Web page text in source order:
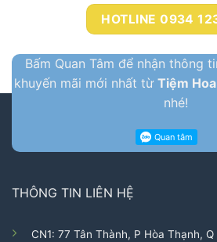
HOTLINE 0934
Bấm Quan Tâm để nhận thông
khuyến mãi mới nhất từ Tiệm
nhé!
THÔNG TIN LIÊN HỆ
CN1: 77 Tân Thành, P Hòa Thạnh,